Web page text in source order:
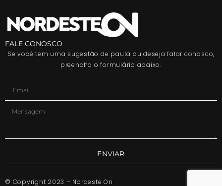
FALE CONOSCO
Se você tem uma sugestão de pauta ou deseja falar conosco,
preencha o formulário abaixo.
ENVIAR
© Copyright 2023 – Nordeste On